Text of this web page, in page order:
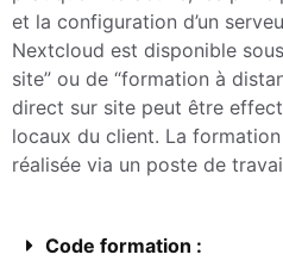
et la configuration d’un
Nextcloud est disponible
site” ou de “formation à
direct sur site peut être
locaux du client. La
réalisée via un poste de
Code formation :